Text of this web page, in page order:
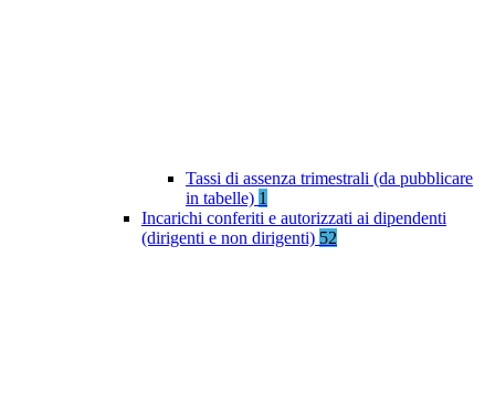
Tassi di assenza trimestrali (da pubblicare
in tabelle) 1
Incarichi conferiti e autorizzati ai dipendenti
(dirigenti e non dirigenti) 52